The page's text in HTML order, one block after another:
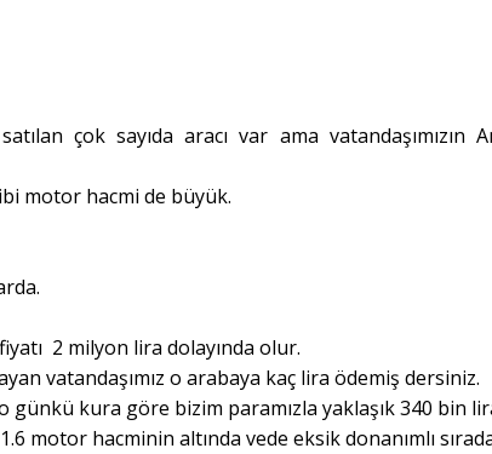
çok sayıda aracı var ama vatandaşımızın
motor hacmi de büyük.
2 milyon lira dolayında olur.
vatandaşımız o arabaya kaç lira ödemiş dersiniz.
günkü kura göre bizim paramızla yaklaşık 340 bin
motor hacminin altında vede eksik donanımlı